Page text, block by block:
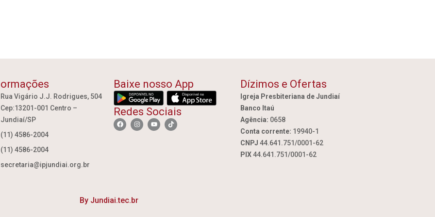
Rua Vigário J.J. Rodrigues, 504
Cep:13201-001 Centro –
Jundiaí/SP
(11) 4586-2004
(11) 4586-2004
secretaria@ipjundiai.org.br
Baixe nosso App
Redes Sociais
Dízimos e Ofertas
Igreja Presbiteriana de Jundiaí
Banco Itaú
Agência: 0658
Conta corrente: 19940-1
CNPJ 44.641.751/0001-62
PIX44.641.751/0001-62
By Jundiai.tec.br